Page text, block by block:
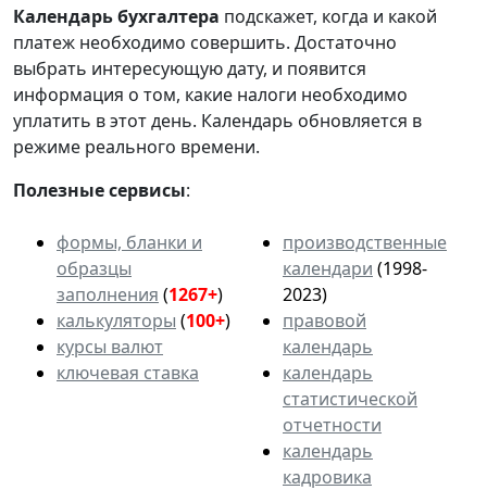
Календарьбухгалтера подскажет, когда и какой
платеж необходимо совершить. Достаточно
выбрать интересующую дату, и появится
информация о том, какие налоги необходимо
уплатить в этот день. Календарь обновляется в
режиме реального времени.
Полезные сервисы:
формы, бланки и
образцы
заполнения (1267+)
калькуляторы (100+)
курсы валют
ключевая ставка
производственные
календари (1998-
2023)
правовой
календарь
календарь
статистической
отчетности
календарь
кадровика